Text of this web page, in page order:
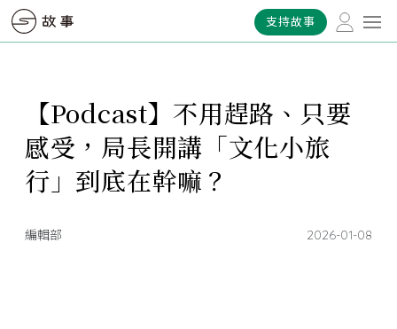
支持故事
【Podcast】不用趕路、只要
感受，局長開講「文化小旅
行」到底在幹嘛？
編輯部 2026-01-08